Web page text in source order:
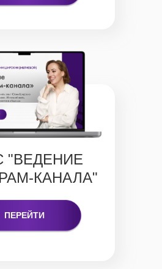
"ВЕДЕНИЕ
КАНАЛА"
ПЕРЕЙТИ